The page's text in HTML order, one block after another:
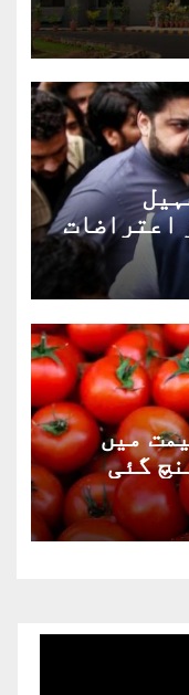
اعتراضات
میں